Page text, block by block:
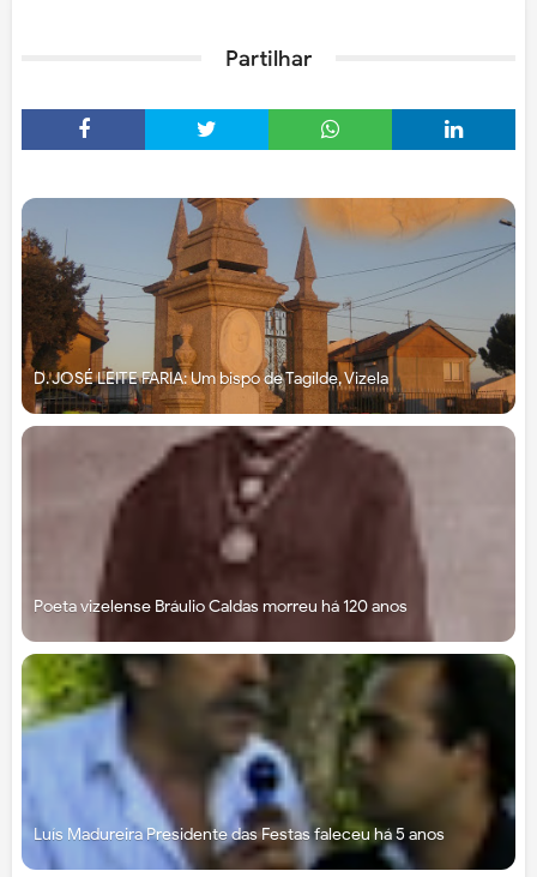
Partilhar
D. JOSÉ LEITE FARIA: Um bispo de Tagilde, Vizela
Poeta vizelense Bráulio Caldas morreu há 120 anos
Luís Madureira Presidente das Festas faleceu há 5 anos